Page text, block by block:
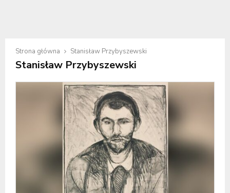
Strona główna Stanisław Przybyszewski
Stanisław Przybyszewski